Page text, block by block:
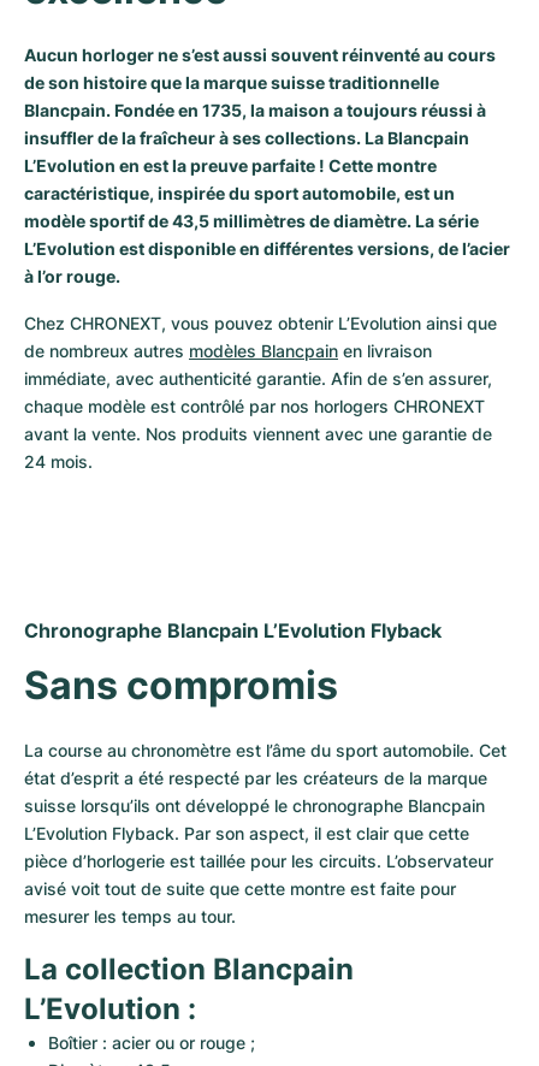
Oyster Perpetual
Yacht-Master
Yacht-Master II
Sea-Dweller
Sky-Dweller
Submariner
Rotonde
Crash
Pasha
Tortue
Baignoire
Ballon Blanc
Roadster
Bentley
Transocean
Cockpit
Chronospace
Super Avenger
Galactic
Montbrillant
Grand Carrera
Montres d'occasion
Montres pour femmes
Portugieser
Da Vinci
Aquatimer
Spitfire
GST
Vintage
Montres d'occasion
King Power
Montres d'occasion
Aucun horloger ne s’est aussi souvent réinventé au cours
de son histoire que la marque suisse traditionnelle
Blancpain. Fondée en 1735, la maison a toujours réussi à
insuffler de la fraîcheur à ses collections. La Blancpain
L’Evolution en est la preuve parfaite ! Cette montre
caractéristique, inspirée du sport automobile, est un
modèle sportif de 43,5 millimètres de diamètre. La série
L’Evolution est disponible en différentes versions, de l’acier
à l’or rouge.
Chez CHRONEXT, vous pouvez obtenir L’Evolution ainsi que
de nombreux autres modèles Blancpain en livraison
immédiate, avec authenticité garantie. Afin de s’en assurer,
chaque modèle est contrôlé par nos horlogers CHRONEXT
avant la vente. Nos produits viennent avec une garantie de
24 mois.
Chronographe Blancpain L’Evolution Flyback
Sans compromis
La course au chronomètre est l’âme du sport automobile. Cet
état d’esprit a été respecté par les créateurs de la marque
suisse lorsqu’ils ont développé le chronographe Blancpain
L’Evolution Flyback. Par son aspect, il est clair que cette
pièce d’horlogerie est taillée pour les circuits. L’observateur
avisé voit tout de suite que cette montre est faite pour
mesurer les temps au tour.
La collection Blancpain
L’Evolution :
Boîtier : acier ou or rouge ;